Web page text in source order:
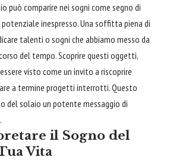
può comparire nei sogni come segno di
inespresso. Una soffitta piena di
talenti o sogni che abbiamo messo da
del tempo. Scoprire questi oggetti,
visto come un invito a riscoprire
a termine progetti interrotti. Questo
del solaio un potente messaggio di
il Sogno del
Vita